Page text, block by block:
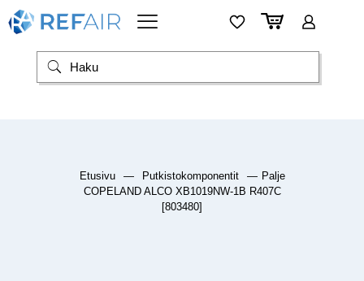
Etusivu — Putkistokomponentit — Palje
COPELAND ALCO XB1019NW-1B R407C
[803480]